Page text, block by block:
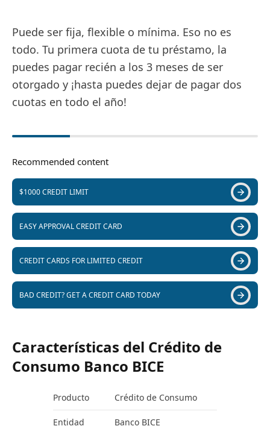
Puede ser fija, flexible o mínima. Eso no es
todo. Tu primera cuota de tu préstamo, la
puedes pagar recién a los 3 meses de ser
otorgado y ¡hasta puedes dejar de pagar dos
cuotas en todo el año!
Recommended content
$1000 CREDIT LIMIT
EASY APPROVAL CREDIT CARD
CREDIT CARDS FOR LIMITED CREDIT
BAD CREDIT? GET A CREDIT CARD TODAY
Características del Crédito de
Consumo Banco BICE
Producto Crédito de Consumo
Entidad
Banco BICE